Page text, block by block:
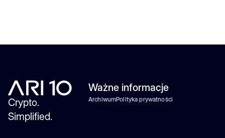
Crypto.
Simplified.
Ważne informacje
ArchiwumPolityka prywatności